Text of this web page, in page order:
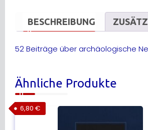
BESCHREIBUNG
52 Beiträge über archäologische
Ähnliche Produkte
6,80 €